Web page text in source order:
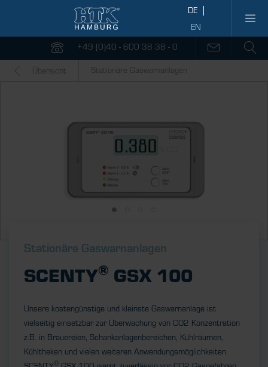
+49 (0)40 - 600 38 38 - 0
Übersicht Stationäre Gaswarnanlagen
Stationäre Gaswarnanlagen
SCENTY® GSX 100
Unsere kostengünstige und kleinste Gaswarnanlage ist
vielseitig einsetzbar zur Überwachung von CO2 Konzentration
z.B. in Brauereien, Schankanlagenbereichen, Kühlräumen,
Kühltheken und vielen weiteren Anwendungsmöglichkeiten.
®